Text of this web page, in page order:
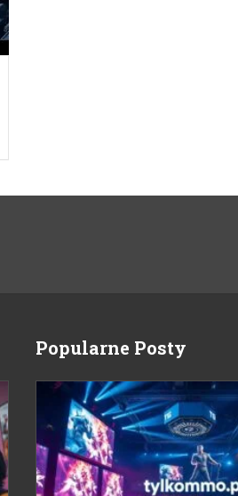
Popularne Posty